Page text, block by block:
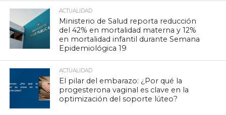
ACTUALIDAD
Ministerio de Salud reporta reducción
del 42% en mortalidad materna y 12%
en mortalidad infantil durante Semana
Epidemiológica 19
ACTUALIDAD
El pilar del embarazo: ¿Por qué la
progesterona vaginal es clave en la
optimización del soporte lúteo?